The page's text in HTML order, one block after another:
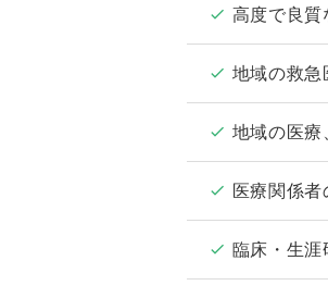
高度で良質
地域の救急
地域の医療
医療関係者
臨床・生涯